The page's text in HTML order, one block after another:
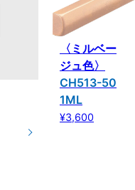
〈ミルベー
ジュ色〉
CH513-50
1ML
¥3,600